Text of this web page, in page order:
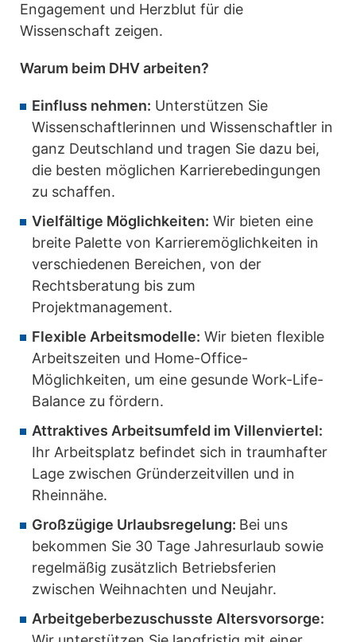
Engagement und Herzblut für die
Wissenschaft zeigen.
Warum beim DHV arbeiten?
Einfluss nehmen: Unterstützen Sie
Wissenschaftlerinnen und Wissenschaftler in
ganz Deutschland und tragen Sie dazu bei,
die besten möglichen Karrierebedingungen
zu schaffen.
Vielfältige Möglichkeiten: Wir bieten eine
breite Palette von Karrieremöglichkeiten in
verschiedenen Bereichen, von der
Rechtsberatung bis zum
Projektmanagement.
Flexible Arbeitsmodelle: Wir bieten flexible
Arbeitszeiten und Home-Office-
Möglichkeiten, um eine gesunde Work-Life-
Balance zu fördern.
Attraktives Arbeitsumfeld im Villenviertel:
Ihr Arbeitsplatz befindet sich in traumhafter
Lage zwischen Gründerzeitvillen und in
Rheinnähe.
Großzügige Urlaubsregelung: Bei uns
bekommen Sie 30 Tage Jahresurlaub sowie
regelmäßig zusätzlich Betriebsferien
zwischen Weihnachten und Neujahr.
Arbeitgeberbezuschusste Altersvorsorge: